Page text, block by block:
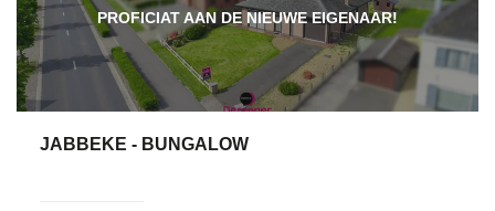
PROFICIAT AAN DE NIEUWE EIGENAAR!
95 m² 2
JABBEKE - BUNGALOW